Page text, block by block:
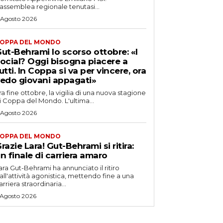
regionale tenutasi...
2026
DEL MONDO
Behrami lo scorso ottobre: «I
Oggi bisogna piacere a
In Coppa si va per vincere, ora
giovani appagati»
fine ottobre, la vigilia di una nuova stagione
Coppa del Mondo. L'ultima...
2026
DEL MONDO
Lara! Gut-Behrami si ritira:
finale di carriera amaro
Gut-Behrami ha annunciato il ritiro
agonistica, mettendo fine a una
straordinaria...
2026